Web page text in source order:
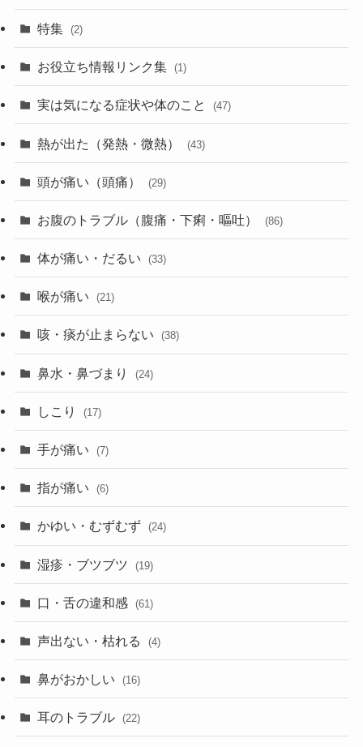
特集 (2)
お役立ち情報リンク集 (1)
実は気になる症状や体のこと (47)
熱が出た（発熱・微熱） (43)
頭が痛い（頭痛） (29)
お腹のトラブル（腹痛・下痢・嘔吐） (86)
体が痛い・だるい (33)
喉が痛い (21)
咳・痰が止まらない (38)
鼻水・鼻づまり (24)
しこり (17)
手が痛い (7)
指が痛い (6)
かゆい・むずむず (24)
湿疹・ブツブツ (19)
口・舌の違和感 (61)
声出ない・枯れる (4)
鼻がおかしい (16)
耳のトラブル (22)